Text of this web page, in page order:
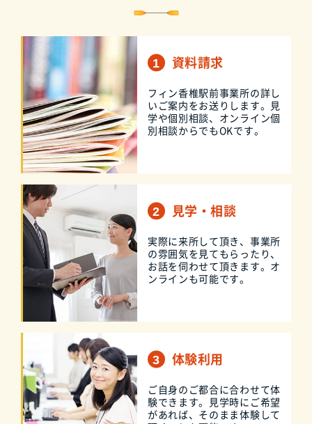
資料請求
フィン香椎駅前事業所の詳し
いご案内をお送りします。見
学や個別相談、オンライン個
別相談からでもOKです。
見学・相談
実際に来所して頂き、事業所
の雰囲気を見てもらったり、
お話を伺わせて頂きます。オ
ンラインも可能です。
体験利用
ご自身のご都合に合わせて体
験できます。見学時にご希望
があれば、そのまま体験して